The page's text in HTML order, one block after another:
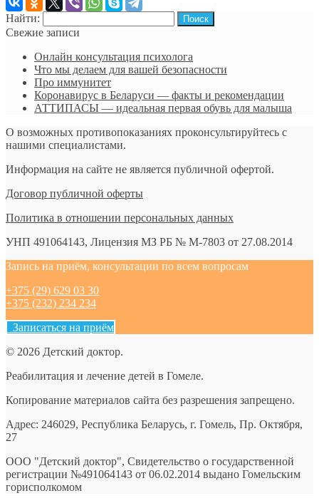
Найти:
Свежие записи
Онлайн консультация психолога
Что мы делаем для вашей безопасности
Про иммунитет
Коронавирус в Беларуси — факты и рекомендации
АТТИПАСЫ — идеальная первая обувь для малыша
О возможных противопоказаниях проконсультируйтесь с
нашими специалистами.
Информация на сайте не является публичной офертой.
Договор публичной оферты
Политика в отношении персональных данных
УНП 491064143, Лицензия МЗ РБ № М-7803 от 27.08.2014
Запись на приём, консультации по всем вопросам
+375 (29) 629 03 30
+375 (232) 234 234
Записаться на приём
© 2026 Детский доктор.
Реабилитация и лечение детей в Гомеле.
Копирование материалов сайта без разрешения запрещено.
Адрес: 246029, Республика Беларусь, г. Гомель, Пр. Октября,
27
ООО "Детский доктор", Свидетельство о государственной
регистрации №491064143 от 06.02.2014 выдано Гомельским
горисполкомом